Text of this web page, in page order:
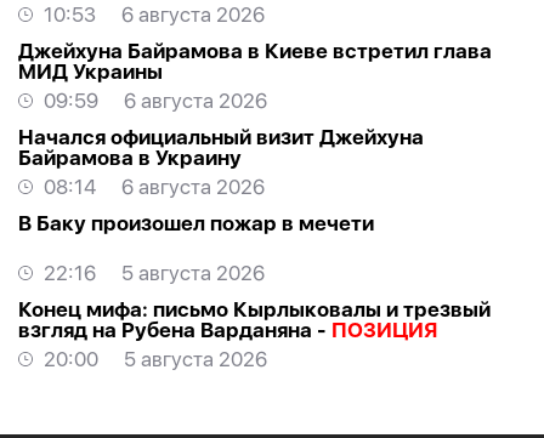
10:53
6 августа 2026
Джейхуна Байрамова в Киеве встретил глава
МИД Украины
09:59
6 августа 2026
Начался официальный визит Джейхуна
Байрамова в Украину
08:14
6 августа 2026
В Баку произошел пожар в мечети
22:16
5 августа 2026
Конец мифа: письмо Кырлыковалы и трезвый
взгляд на Рубена Варданяна - ПОЗИЦИЯ
20:00
5 августа 2026